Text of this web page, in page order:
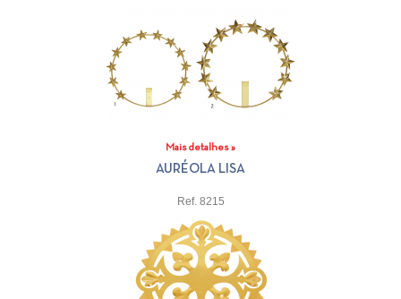
Mais detalhes »
AURÉOLA LISA
Ref. 8215